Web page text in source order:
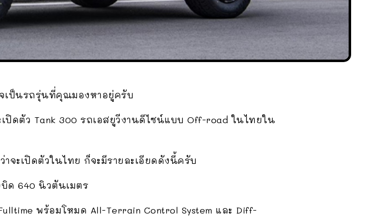
เป็นรถรุ่นที่คุณมองหาอยู่ครับ
เปิดตัว Tank 300 รถเอสยูวีงานดีไซน์แบบ Off-road ในไทยใน
จะเปิดตัวในไทย ก็จะมีรายละเอียดดังนี้ครับ
ด 640 นิวตันเมตร
พร้อมโหมด All-Terrain Control System และ Diff-